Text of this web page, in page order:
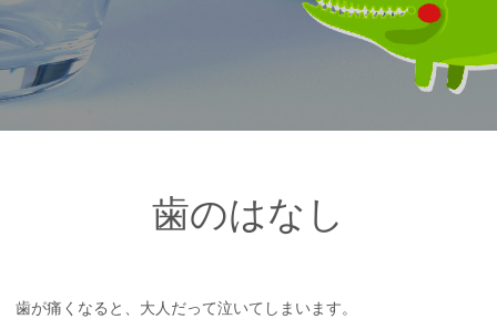
歯のはなし
歯が痛くなると、大人だって泣いてしまいます。